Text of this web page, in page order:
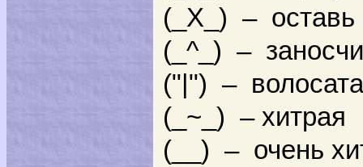
(_Х_) –
(_^_) –
("|") –
(_~_) – хитрая
(__) – очень